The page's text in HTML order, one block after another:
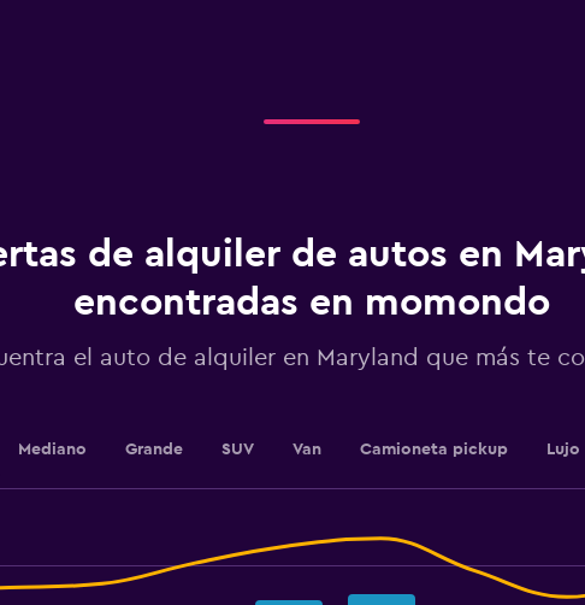
categories.
Y
axis
displaying
values.
0
de alquiler de autos en
encontradas en momondo
el auto de alquiler en Maryland que más te
Mediano Grande SUV Van Camioneta pickup Lujo